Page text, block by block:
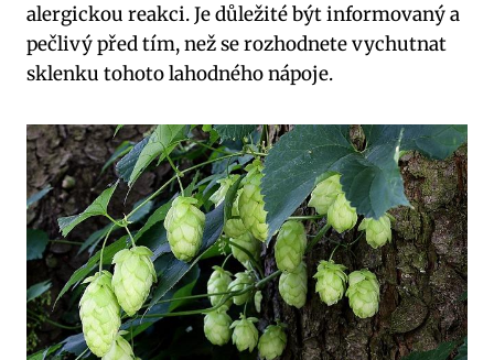
alergickou reakci. Je důležité být informovaný a
pečlivý před tím, než se rozhodnete vychutnat
sklenku tohoto lahodného nápoje.